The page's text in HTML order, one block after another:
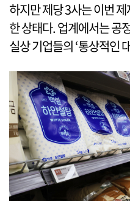
하지만 제당 3사는 이번
한 상태다. 업계에서는 공
실상 기업들의 ‘통상적인